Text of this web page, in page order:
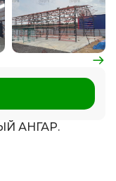
АНГАР.